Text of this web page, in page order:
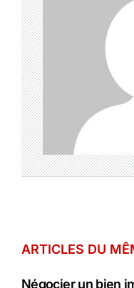
ARTICLES DU
Négocier un bien